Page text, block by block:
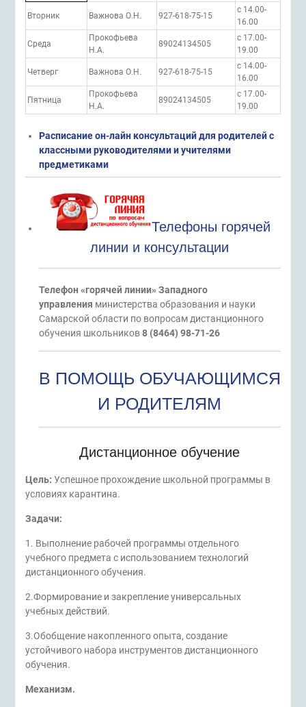
Вторник Важнова О.Н. 927-618-75-15
с 14.00-
16.00
Среда
Прокофьева
Н.А.
89024134505
с 17.00-
19.00
Четверг Важнова О.Н. 927-618-75-15
с 14.00-
16.00
Пятница
Прокофьева
Н.А.
89024134505
с 17.00-
19.00
Расписание он-лайн консультаций для родителей с
классными руководителями и учителями
предметиками
Телефоны горячей
линии и консультации
Телефон «горячей линии» Западного
управления министерства образования и науки
Самарской области по вопросам дистанционного
обучения школьников8 (8464) 98-71-26
В ПОМОЩЬ ОБУЧАЮЩИМСЯ
И РОДИТЕЛЯМ
Дистанционное обучение
Цель: Успешное прохождение школьной программы в
условиях карантина.
Задачи:
1. Выполнение рабочей программы отдельного
учебного предмета с использованием технологий
дистанционного обучения.
2.Формирование и закрепление универсальных
учебных действий.
3.Обобщение накопленного опыта, создание
устойчивого набора инструментов дистанционного
обучения.
Механизм.